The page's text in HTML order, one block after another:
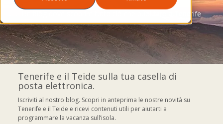
Un blog dove scoprire tutto ciò che puoi fare a Tenerife
Tenerife e il Teide sulla tua casella di
posta elettronica.
Iscriviti al nostro blog. Scopri in anteprima le nostre novità su
Tenerife e il Teide e ricevi contenuti utili per aiutarti a
programmare la vacanza sull’isola.